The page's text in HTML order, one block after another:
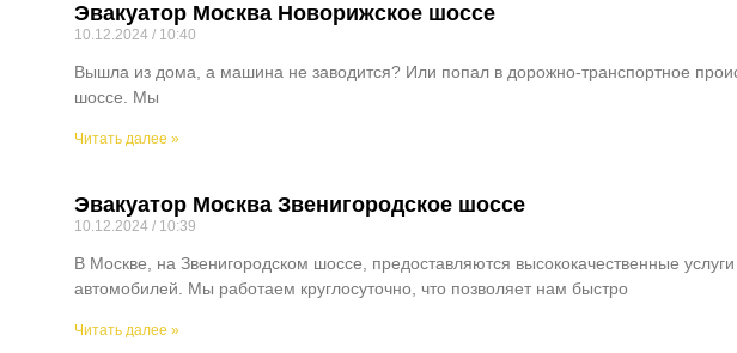
Эвакуатор Москва Новорижское шоссе
10.12.2024 10:40
Вышла из дома, а машина не заводится? Или попал в дорожно-транспортное
шоссе. Мы
Читать далее »
Эвакуатор Москва Звенигородское шоссе
10.12.2024 10:39
В Москве, на Звенигородском шоссе, предоставляются высококачественные
автомобилей. Мы работаем круглосуточно, что позволяет нам быстро
Читать далее »